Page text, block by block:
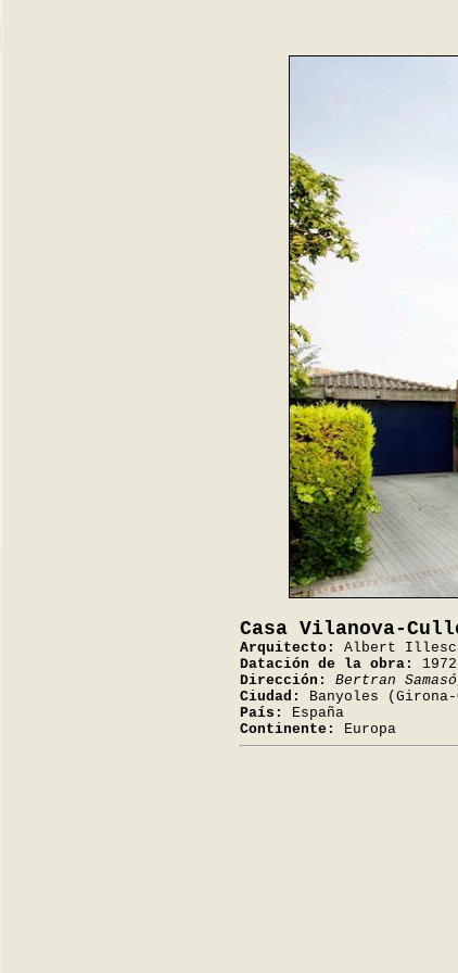
Casa Vilanova-
Arquitecto:
Albert
Datación de la obra:
1972
Dirección:
Bertran
Ciudad:
Banyoles
País:
España
Continente:
Europa